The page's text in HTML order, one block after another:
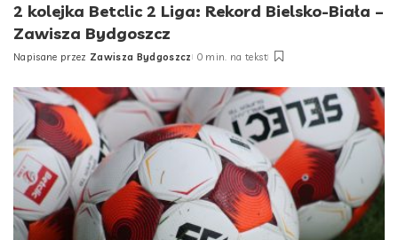
2 kolejka Betclic 2 Liga: Rekord Bielsko-Biała –
Zawisza Bydgoszcz
Posted
Napisane przez Zawisza Bydgoszcz 0 min. na tekst